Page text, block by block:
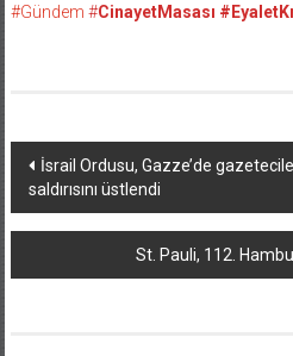
#Gündem #CinayetMasası
Yazı
dolaşımı
İsrail Ordusu, Gazze’de
saldırısını üstlendi
St. Pauli, 112.